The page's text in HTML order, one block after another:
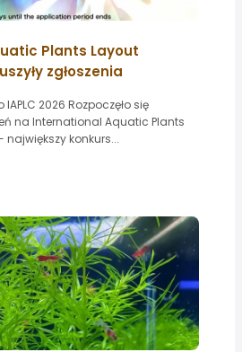
Plants Layout
zgłoszenia
IAPLC 2026 Rozpoczęło się
na International Aquatic Plants
konkurs...